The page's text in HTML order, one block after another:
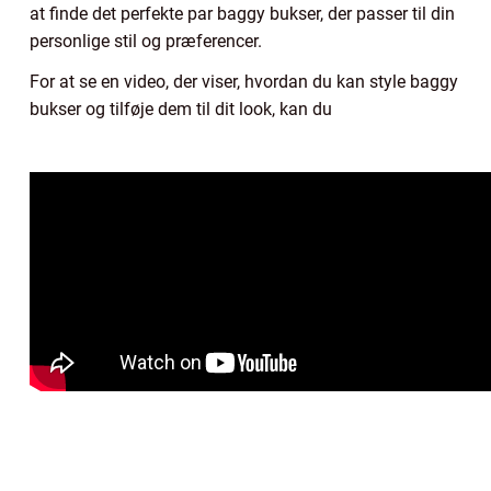
at finde det perfekte par baggy bukser, der passer til din
personlige stil og præferencer.
For at se en video, der viser, hvordan du kan style baggy
bukser og tilføje dem til dit look, kan du